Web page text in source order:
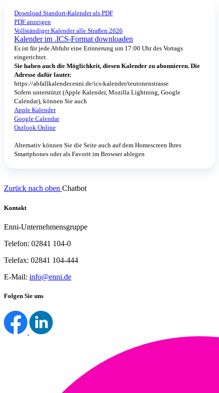
Download Standort-Kalender als PDF
PDF anzeigen
Vollständiger Kalender alle Straßen 2026
Kalender im .ICS-Format downloaden
Es ist für jede Abfuhr eine Erinnerung um 17:00 Uhr des Vortags
eingerichtet.
Sie haben auch die Möglichkeit, diesen Kalender zu abonnieren. Die
Adresse dafür lautet:
https://abfallkalender.enni.de/ics-kalender/teutonenstrasse
Sofern unterstützt (Apple Kalender, Mozilla Lightning, Google
Calendar), können Sie auch
Apple Kalender
Google Calendar
Outlook Online
Alternativ können Sie die Seite auch auf dem Homescreen Ihres
Smartphones oder als Favorit im Browser ablegen
Zurück nach oben Chatbot
Kontakt
Enni-Unternehmensgruppe
Telefon: 02841 104-0
Telefax: 02841 104-444
E-Mail: info@enni.de
Folgen Sie uns